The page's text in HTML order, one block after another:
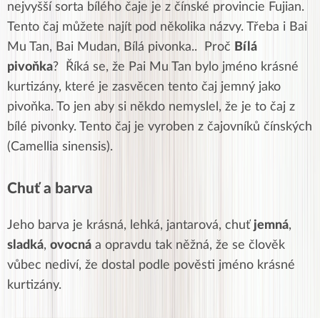
nejvyšší sorta bílého čaje je z čínské provincie Fujian.
Tento čaj můžete najít pod několika názvy. Třeba i Bai
Mu Tan, Bai Mudan, Bílá pivonka.. Proč Bílá
pivoňka? Říká se, že Pai Mu Tan bylo jméno krásné
kurtizány, které je zasvěcen tento čaj jemný jako
pivoňka. To jen aby si někdo nemyslel, že je to čaj z
bílé pivonky. Tento čaj je vyroben z čajovníků čínských
(Camellia sinensis).
Chuť a barva
Jeho barva je krásná, lehká, jantarová, chuť jemná,
sladká, ovocná a opravdu tak něžná, že se člověk
vůbec nediví, že dostal podle pověsti jméno krásné
kurtizány.